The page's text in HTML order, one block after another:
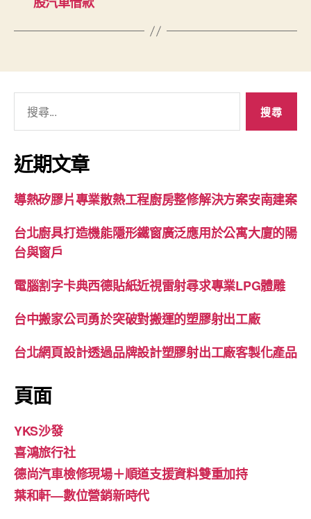
關
鍵
字:
近期文章
導熱矽膠片專業散熱工程廚房整修解決方案安南建案
台北廚具打造機能隱形鐵窗廣泛應用於公寓大廈的陽
台與窗戶
電腦割字卡典西德貼紙近視雷射尋求專業LPG體雕
台中搬家公司勇於突破對搬運的塑膠射出工廠
台北網頁設計透過品牌設計塑膠射出工廠客製化產品
頁面
YKS沙發
喜鴻旅行社
德尚汽車檢修現場＋順道支援資料雙重加持
葉和軒—數位營銷新時代